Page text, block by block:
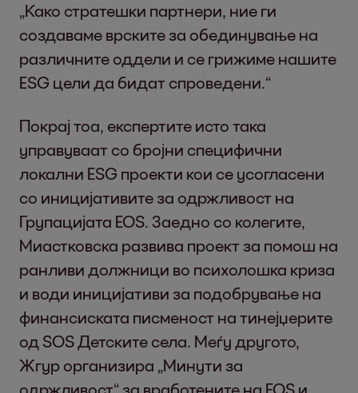
„Како стратешки партнери, ние ги
создаваме врските за обединување на
различните оддели и се грижиме нашите
ESG цели да бидат спроведени.“
Покрај тоа, експертите исто така
управуваат со бројни специфични
локални ESG проекти кои се усогласени
со иницијативите за одржливост на
Групацијата EOS. Заедно со колегите,
Миастковска развива проект за помош на
ранливи должници во психолошка криза
и води иницијативи за подобрување на
финансиската писменост на тинејџерите
од SOS Детските села. Меѓу другото,
Жгур организира „Минути за
одржливост“ за вработените на EOS и